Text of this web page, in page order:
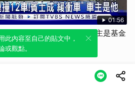
01:56
士S500「肉身擋下」 車主是基金
內容，透過發布貼
。
此內容至自己的貼文中，
或觀點。